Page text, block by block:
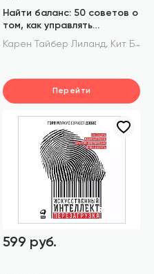
Найти баланс: 50 советов о
том, как управлять
временем и энергией
Карен Тайбер Лиланд, Кит Бейли
Перейти
599 руб.